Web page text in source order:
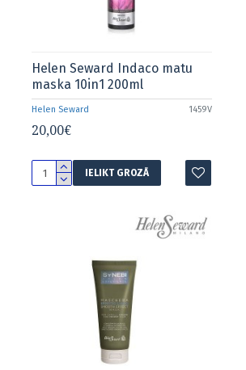
Helen Seward 1459V
Helen Seward Indaco matu
maska 10in1 200ml
20,00€
IELIKT GROZĀ